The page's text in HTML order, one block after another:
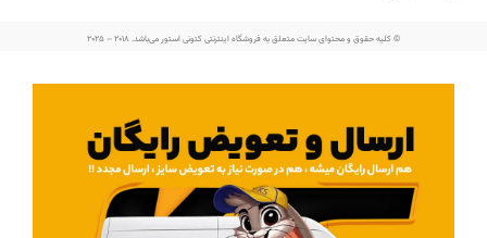
© کلیه حقوق و محتوای سایت متعلق به فروشگاه اینترنتی کتونی استور می‌باشد. 2018 – 2025